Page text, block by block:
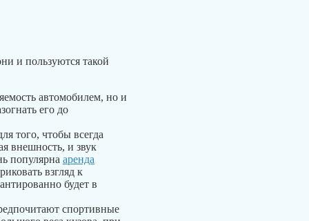
и пользуются такой
автомобилем, но и
его до
того, чтобы всегда
внешность, и звук
популярна аренда
взгляд к
будет в
спортивные